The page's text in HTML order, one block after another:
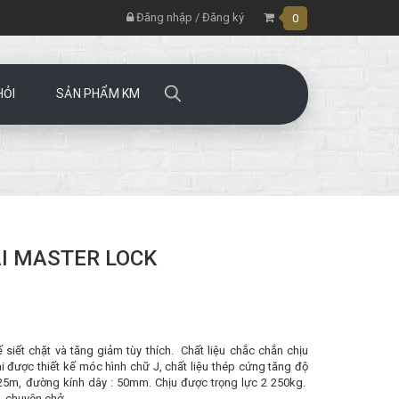
Đăng nhập / Đăng ký 0
SẢN PHẨM KM
MASTER LOCK
chặt và tăng giảm tùy thích. Chất liệu chắc chắn chịu
thiết kế móc hình chữ J, chất liệu thép cứng tăng độ
đường kính dây : 50mm. Chịu được trọng lực 2 250kg.